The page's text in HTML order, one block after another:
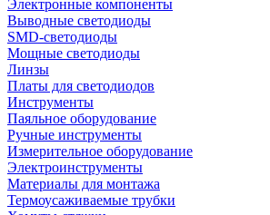
Электронные компоненты
Выводные светодиоды
SMD-светодиоды
Мощные светодиоды
Линзы
Платы для светодиодов
Инструменты
Паяльное оборудование
Ручные инструменты
Измерительное оборудование
Электроинструменты
Материалы для монтажа
Термоусаживаемые трубки